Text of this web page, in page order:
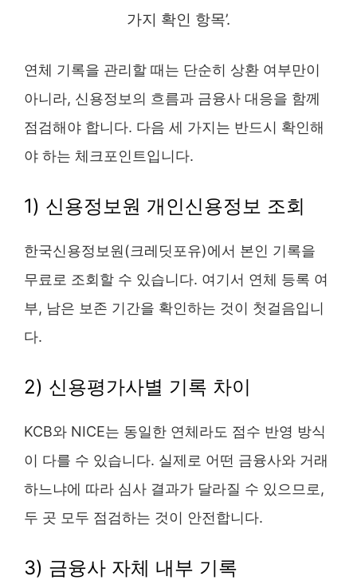
가지 확인 항목’.
연체 기록을 관리할 때는 단순히 상환 여부만이
아니라, 신용정보의 흐름과 금융사 대응을 함께
점검해야 합니다. 다음 세 가지는 반드시 확인해
야 하는 체크포인트입니다.
1) 신용정보원 개인신용정보 조회
한국신용정보원(크레딧포유)에서 본인 기록을
무료로 조회할 수 있습니다. 여기서 연체 등록 여
부, 남은 보존 기간을 확인하는 것이 첫걸음입니
다.
2) 신용평가사별 기록 차이
KCB와 NICE는 동일한 연체라도 점수 반영 방식
이 다를 수 있습니다. 실제로 어떤 금융사와 거래
하느냐에 따라 심사 결과가 달라질 수 있으므로,
두 곳 모두 점검하는 것이 안전합니다.
3) 금융사 자체 내부 기록